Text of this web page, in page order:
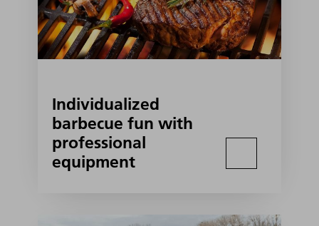
Individualized
barbecue fun with
professional
equipment